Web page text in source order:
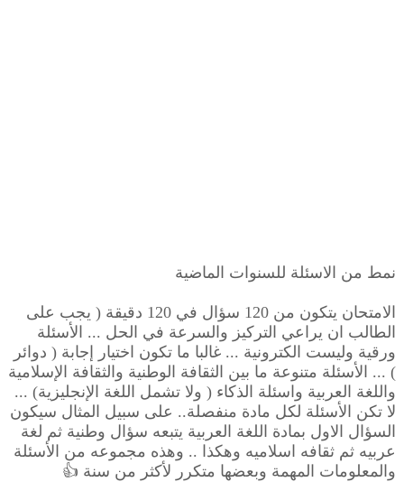
نمط من الاسئلة للسنوات الماضية
الامتحان يتكون من 120 سؤال في 120 دقيقة ( يجب على
الطالب ان يراعي التركيز والسرعة في الحل ... الأسئلة
ورقية وليست الكترونية ... غالبا ما تكون اختيار إجابة ( دوائر
) ... الأسئلة متنوعة ما بين الثقافة الوطنية والثقافة الإسلامية
واللغة العربية واسئلة الذكاء ( ولا تشمل اللغة الإنجليزية) ...
لا تكن الأسئلة لكل مادة منفصلة.. على سبيل المثال سيكون
السؤال الاول بمادة اللغة العربية يتبعه سؤال وطنية ثم لغة
عربيه ثم ثقافه اسلاميه وهكذا .. وهذه مجموعه من الأسئلة
والمعلومات المهمة وبعضها متكرر لأكثر من سنة 👍